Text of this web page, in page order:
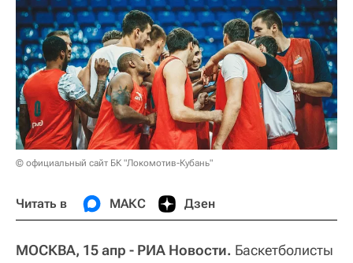
© официальный сайт БК "Локомотив-Кубань"
Читать в МАКС Дзен
МОСКВА, 15 апр - РИА Новости. Баскетболисты